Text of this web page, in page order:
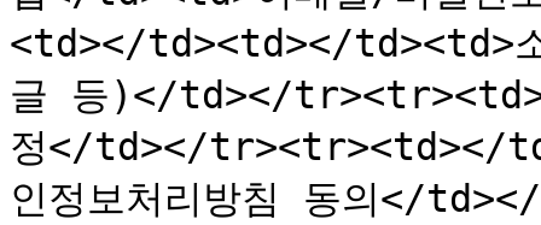
<td></td><td></td><td>
글 등)</td></
정</td></tr><tr><td></
인정보처리방침 동의</